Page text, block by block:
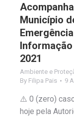
Município
Informação
2021
Ambiente e
By Filipa Pais 9
⚠️ 0 (zero)
hoje pela